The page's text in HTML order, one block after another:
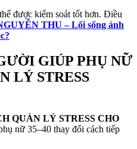
được kiểm soát tốt hơn. Điều
THU – Lối sống ảnh
GIÚP PHỤ NỮ
LÝ STRESS
QUẢN LÝ STRESS CHO
nữ 35–40 thay đổi cách tiếp